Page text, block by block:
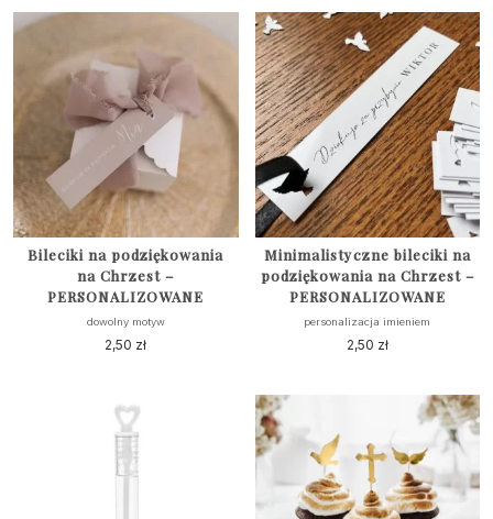
Bileciki na podziękowania
na Chrzest –
PERSONALIZOWANE
dowolny motyw
2,50 zł
Minimalistyczne bileciki na
podziękowania na Chrzest –
PERSONALIZOWANE
personalizacja imieniem
2,50 zł